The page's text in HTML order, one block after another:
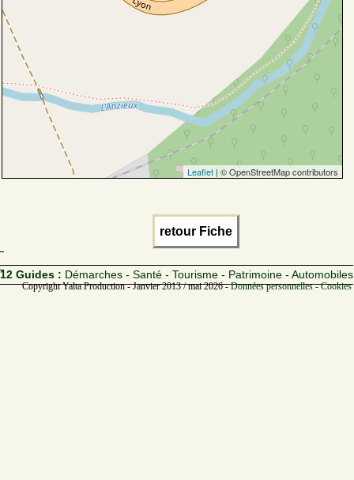
Leaflet | © OpenStreetMap contributors
retour Fiche
12 Guides : Démarches - Santé - Tourisme - Patrimoine - Automobiles
Copyright Yalta Production - Janvier 2013 / mai 2026 -Données personnelles -